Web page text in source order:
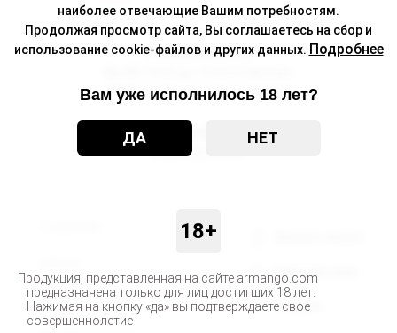
Режим работы
Сб-Вс12:00 до 17:00 по Москве
8 800 500-30-67
Статьи
Telegram
наиболее отвечающие Вашим потребностям.
Продолжая просмотр сайта, Вы соглашаетесь на сбор и
использование cookie-файлов и других данных. Подробнее
Вам уже исполнилось 18 лет?
ДА НЕТ
18+
Продукция, представленная на сайте armango.com
предназначена только для лиц достигших 18 лет.
Нажимая на кнопку «да» вы подтверждаете свое
совершеннолетие